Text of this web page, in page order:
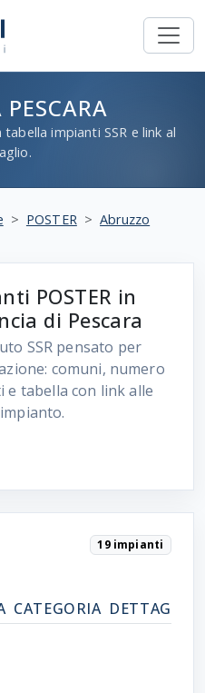
PESCARA
impianti SSR e link al
POSTER
Abruzzo
POSTER in
di Pescara
SSR pensato per
comuni, numero
e tabella con link alle
19 impianti
CATEGORIA DETTAGLIO